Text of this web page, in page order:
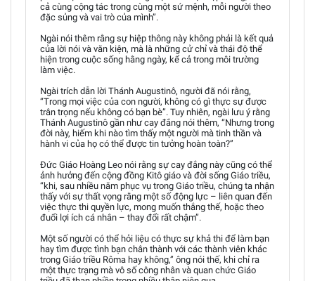
cả cùng cộng tác trong cùng một sứ mệnh, mỗi người theo
đặc sủng và vai trò của mình”.
Ngài nói thêm rằng sự hiệp thông này không phải là kết quả
của lời nói và văn kiện, mà là những cử chỉ và thái độ thể
hiện trong cuộc sống hằng ngày, kể cả trong môi trường
làm việc.
Ngài trích dẫn lời Thánh Augustinô, người đã nói rằng,
“Trong mọi việc của con người, không có gì thực sự được
trân trọng nếu không có bạn bè”. Tuy nhiên, ngài lưu ý rằng
Thánh Augustinô gần như cay đắng nói thêm, “Nhưng trong
đời này, hiếm khi nào tìm thấy một người mà tinh thần và
hành vi của họ có thể được tin tưởng hoàn toàn?”
Đức Giáo Hoàng Leo nói rằng sự cay đắng này cũng có thể
ảnh hưởng đến cộng đồng Kitô giáo và đời sống Giáo triều,
“khi, sau nhiều năm phục vụ trong Giáo triều, chúng ta nhận
thấy với sự thất vọng rằng một số động lực – liên quan đến
việc thực thi quyền lực, mong muốn thắng thế, hoặc theo
đuổi lợi ích cá nhân – thay đổi rất chậm”.
Một số người có thể hỏi liệu có thực sự khả thi để làm bạn
hay tìm được tình bạn chân thành với các thành viên khác
trong Giáo triều Rôma hay không,” ông nói thế, khi chỉ ra
một thực trạng mà vô số công nhân và quan chức Giáo